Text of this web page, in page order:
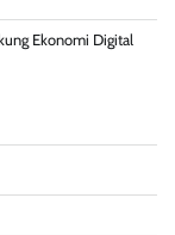
Ekonomi Digital